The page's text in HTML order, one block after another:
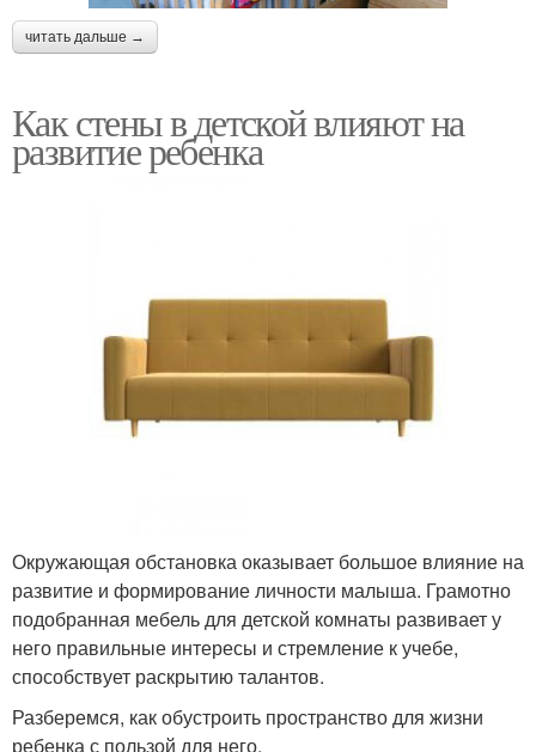
читать дальше →
Как стены в детской влияют на
развитие ребенка
Окружающая обстановка оказывает большое влияние на
развитие и формирование личности малыша. Грамотно
подобранная мебель для детской комнаты развивает у
него правильные интересы и стремление к учебе,
способствует раскрытию талантов.
Разберемся, как обустроить пространство для жизни
ребенка с пользой для него.